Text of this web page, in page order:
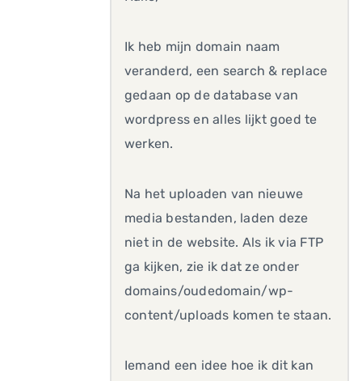
Ik heb mijn domain naam
veranderd, een search & replace
gedaan op de database van
wordpress en alles lijkt goed te
werken.
Na het uploaden van nieuwe
media bestanden, laden deze
niet in de website. Als ik via FTP
ga kijken, zie ik dat ze onder
domains/oudedomain/wp-
content/uploads komen te staan.
Iemand een idee hoe ik dit kan